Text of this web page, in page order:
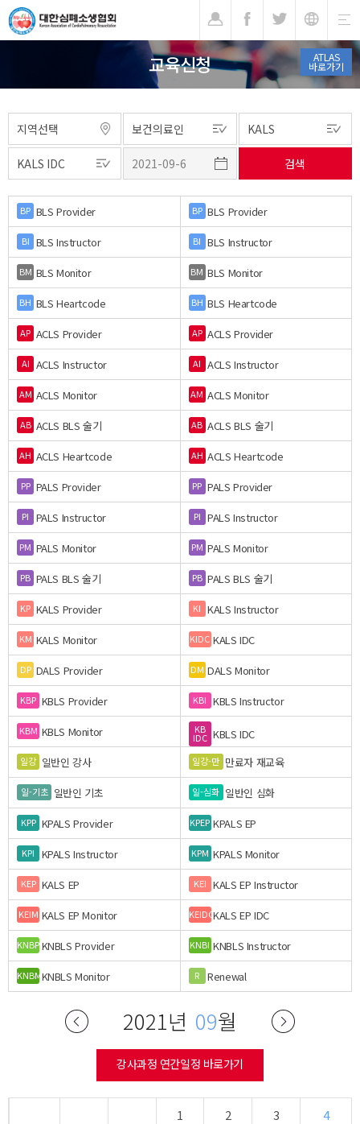
ATLAS
바로가기
교육신청
BP BLS Provider BP BLS Provider
BI BLS Instructor BI BLS Instructor
BM BLS Monitor BM BLS Monitor
BH BLS Heartcode BH BLS Heartcode
AP ACLS Provider AP ACLS Provider
AI ACLS Instructor AI ACLS Instructor
AM ACLS Monitor AM ACLS Monitor
AB ACLS BLS 술기 AB ACLS BLS 술기
AH ACLS Heartcode AH ACLS Heartcode
PP PALS Provider PP PALS Provider
PI PALS Instructor PI PALS Instructor
PM PALS Monitor PM PALS Monitor
PB PALS BLS 술기 PB PALS BLS 술기
KP KALS Provider KI KALS Instructor
KM KALS Monitor KIDC KALS IDC
DP DALS Provider DM DALS Monitor
KBP KBLS Provider KBI KBLS Instructor
KBM KBLS Monitor KB
IDC KBLS IDC
일강 일반인 강사 일강-만 만료자 재교육
일-기초 일반인 기초 일-심화 일반인 심화
KPP KPALS Provider KPEP KPALS EP
KPI KPALS Instructor KPM KPALS Monitor
KEP KALS EP KEI KALS EP Instructor
KEIM KALS EP Monitor KEIDCKALS EP IDC
KNBPKNBLS Provider KNBI KNBLS Instructor
KNBMKNBLS Monitor R Renewal
2021년 09월
강사과정 연간일정 바로가기
1 2 3
4